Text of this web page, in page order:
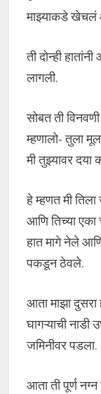
माझ्याकडे खेचलं
ती दोन्ही
लागली.
सोबत ती
म्हणालो- तुला
मी तुझ्यावर दया
हे म्हणत मी
आणि तिच्या एका
हात मागे नेले आणि
पकडून ठेवले.
आता माझा दुसरा
घागऱ्याची नाडी
जमिनीवर पडला.
आता ती पूर्ण